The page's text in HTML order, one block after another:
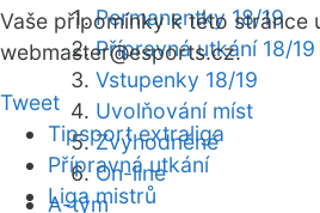
Permanentky 18/19
Přípravná utkání 18/19
Vstupenky 18/19
Uvolňování míst
Zvýhodněné
On-line
A-tým
Vaše připomínky k této stránce
webmaster@esports.cz.
Tweet
Tipsport extraliga
Přípravná utkání
Liga mistrů